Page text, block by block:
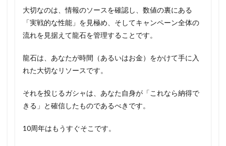
大切なのは、情報のソースを確認し、数値の裏にある
「実戦的な性能」を見極め、そしてキャンペーン全体の
流れを見据えて龍石を管理することです。
龍石は、あなたが時間（あるいはお金）をかけて手に入
れた大切なリソースです。
それを投じるガシャは、あなた自身が「これなら納得で
きる」と確信したものであるべきです。
10周年はもうすぐそこです。